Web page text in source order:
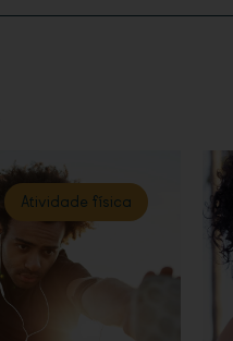
Atividade física